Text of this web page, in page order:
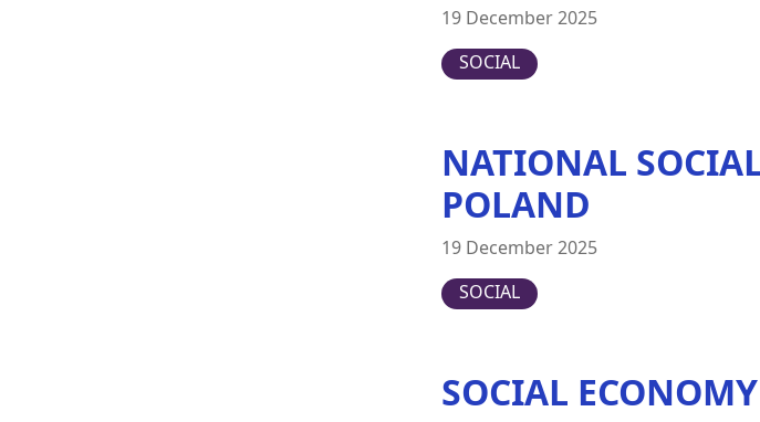
19 December 2025
SOCIAL
NATIONAL
POLAND
19 December 2025
SOCIAL
SOCIAL